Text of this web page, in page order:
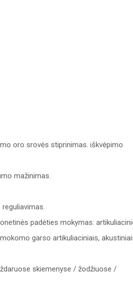
oro srovės stiprinimas. iškvėpimo
mažinimas.
padėties mokymas:
garso artikuliaciniais,
skiemenyse / žodžiuose /